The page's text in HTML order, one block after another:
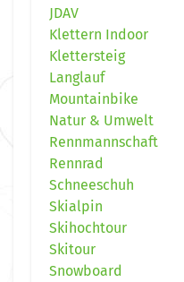
JDAV
Klettern Indoor
Klettersteig
Langlauf
Mountainbike
Natur & Umwelt
Rennmannschaft
Rennrad
Schneeschuh
Skialpin
Skihochtour
Skitour
Snowboard